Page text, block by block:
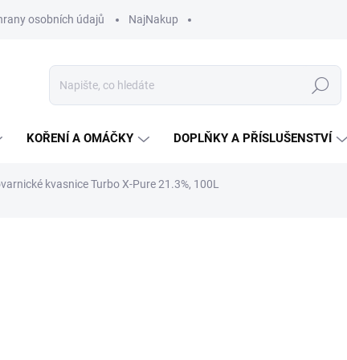
osobních údajů NajNakup
Hledat
KOŘENÍ A OMÁČKY DOPLŇKY A PŘÍSLUŠENSTVÍ
kvasnice Turbo X-Pure 21.3%, 100L